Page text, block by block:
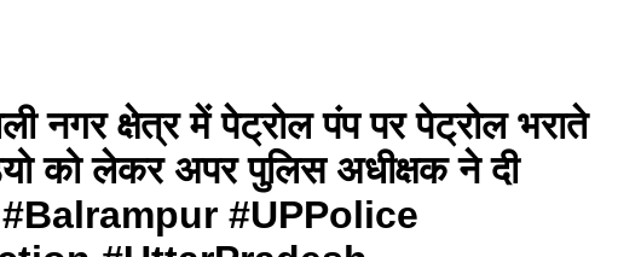
नगर क्षेत्र में पेट्रोल पंप पर पेट्रोल भराते
को लेकर अपर पुलिस अधीक्षक ने दी
है। #Balrampur #UPPolice